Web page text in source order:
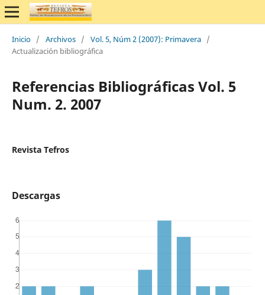
Inicio / Archivos / Vol. 5, Núm 2 (2007): Primavera /
Actualización bibliográfica
Referencias Bibliográficas Vol. 5
Num. 2. 2007
Revista Tefros
Descargas